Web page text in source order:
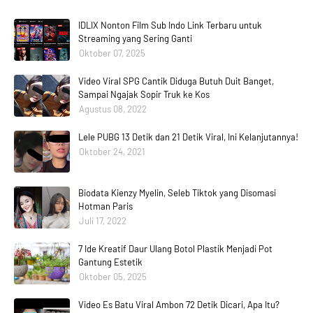
IDLIX Nonton Film Sub Indo Link Terbaru untuk
Streaming yang Sering Ganti
Oktober 07, 2025
Video Viral SPG Cantik Diduga Butuh Duit Banget,
Sampai Ngajak Sopir Truk ke Kos
Agustus 08, 2022
Lele PUBG 13 Detik dan 21 Detik Viral, Ini Kelanjutannya!
Oktober 24, 2021
Biodata Kienzy Myelin, Seleb Tiktok yang Disomasi
Hotman Paris
Juli 17, 2022
7 Ide Kreatif Daur Ulang Botol Plastik Menjadi Pot
Gantung Estetik
Oktober 05, 2025
Video Es Batu Viral Ambon 72 Detik Dicari, Apa Itu?